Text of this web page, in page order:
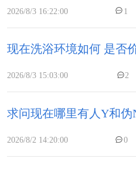
2026/8/3 16:22:00 1
现在洗浴环境如何 是否
2026/8/3 15:03:00 2
求问现在哪里有人Y和伪
2026/8/2 14:20:00 0